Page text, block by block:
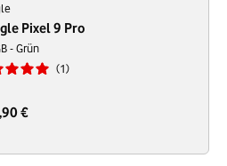
Pixel 9 Pro
- Grün
1
€